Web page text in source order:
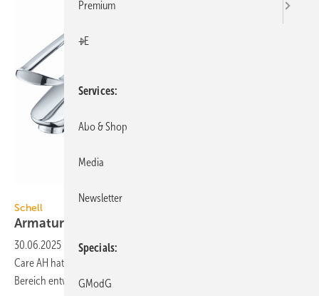
Schell
Armaturenserie für
30.06.2025
Die Waschtischarmaturen Modus Care EH-T und Modus
Care AH hat Schell speziell für sen­sible An­wen­dungen im Healthcare-
Bereich entwickelt.
Premium
+E
Services
Abo & Shop
Media
Newsletter
Specials
GModG